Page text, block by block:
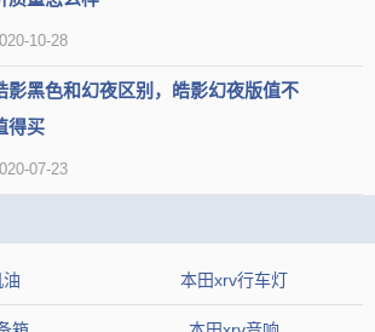
的车，那车又怎么样呢？本田xrv车主吐槽最多
高速时还得加上风噪、胎噪。本田的隔音确实
动力强隔音差， 的隔音就更不敢恭维了。
10-28
影黑色和幻夜区别，皓影幻夜版值不
得买
07-23
本田xrv行车灯